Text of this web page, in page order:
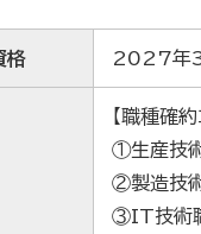
格 2027年3
【職種確約
①生産技術
②製造技術
③IT技術職